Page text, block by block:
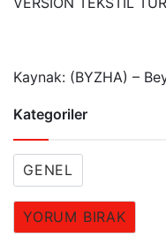
Kaynak: (BYZHA) –
Kategoriler
GENEL
YORUM BIRAK